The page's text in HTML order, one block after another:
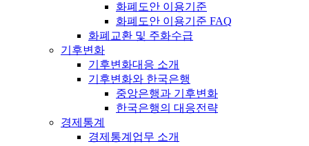
화폐도안 이용기준
화폐도안 이용기준 FAQ
화폐교환 및 주화수급
기후변화
기후변화대응 소개
기후변화와 한국은행
중앙은행과 기후변화
한국은행의 대응전략
경제통계
경제통계업무 소개